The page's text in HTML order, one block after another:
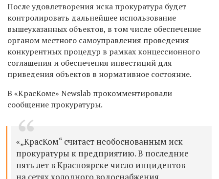
После удовлетворения иска прокуратура будет
контролировать дальнейшее использование
вышеуказанных объектов, в том числе обеспечение
органом местного самоуправления проведения
конкурентных процедур в рамках концессионного
соглашения и обеспечения инвестиций для
приведения объектов в нормативное состояние.
В «КрасКоме» Newslab прокомментировали
сообщение прокуратуры.
«„КрасКом“ считает необоснованным иск
прокуратуры к предприятию. В последние
пять лет в Красноярске число инцидентов
на сетях холодного водоснабжения